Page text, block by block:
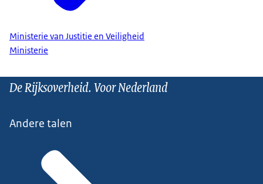
Ministerie van Justitie en Veiligheid
Ministerie
De Rijksoverheid. Voor Nederland
Andere talen